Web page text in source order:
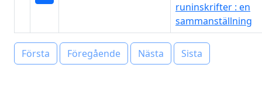
runinskrifter : en
sammanställning
Första Föregående Nästa Sista